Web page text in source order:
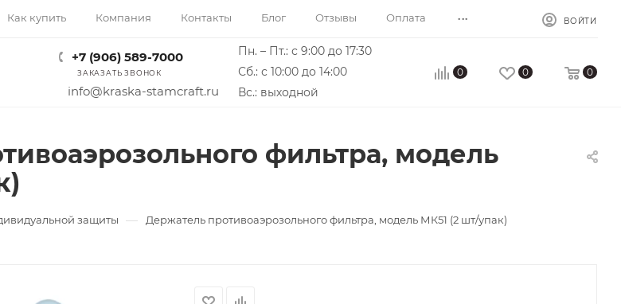
Как купить Компания Контакты Блог Отзывы Оплата ... ВОЙТИ
+7 (906) 589-7000
ЗАКАЗАТЬ ЗВОНОК
info@kraska-stamcraft.ru
Пн. – Пт.: с 9:00 до 17:30
Сб.: с 10:00 до 14:00
Вс.: выходной
0 0 0
фильтра, модель
защиты — Держатель противоаэрозольного фильтра, модель МК51 (2 шт/упак)